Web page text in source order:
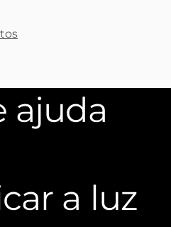
ajuda
a luz